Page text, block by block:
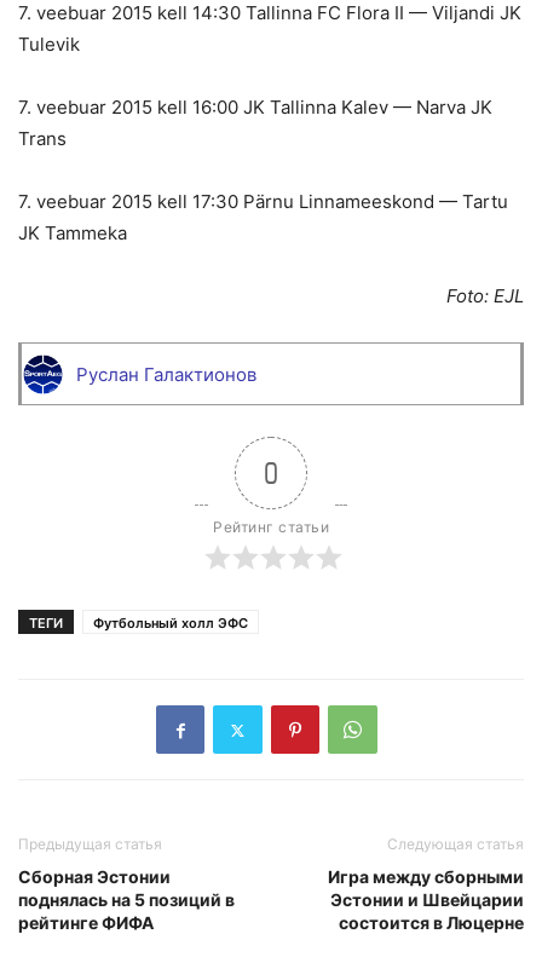
7. veebuar 2015 kell 14:30 Tallinna FC Flora II — Viljandi JK
Tulevik
7. veebuar 2015 kell 16:00 JK Tallinna Kalev — Narva JK
Trans
7. veebuar 2015 kell 17:30 Pärnu Linnameeskond — Tartu
JK Tammeka
Foto: EJL
Руслан Галактионов
0
Рейтинг статьи
ТЕГИ Футбольный холл ЭФС
Предыдущая статья
Сборная Эстонии
поднялась на 5 позиций в
рейтинге ФИФА
Следующая статья
Игра между сборными
Эстонии и Швейцарии
состоится в Люцерне